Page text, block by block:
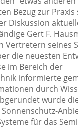
Bezug zur Praxis
Diskussion
Gert F.
Vertretern seines
die neuesten
im Bereich der
informierte
durch
wurde
für das